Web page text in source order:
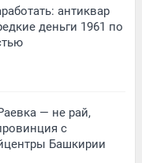
антиквар
деньги 1961 по
— не рай,
с
Башкирии